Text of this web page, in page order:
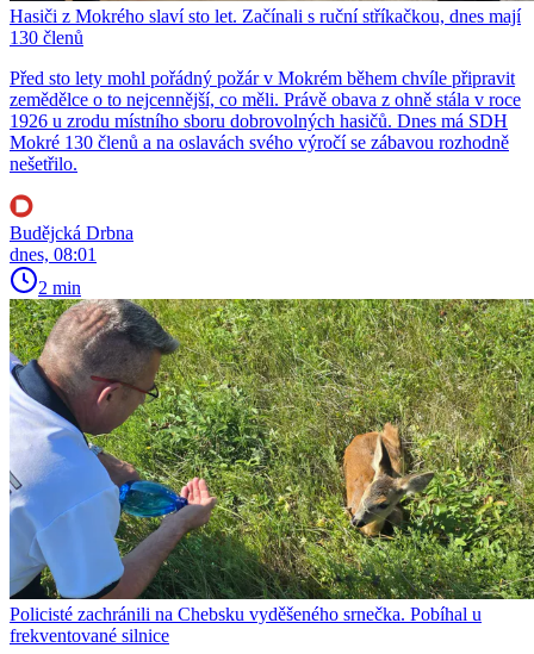
Hasiči z Mokrého slaví sto let. Začínali s ruční stříkačkou, dnes mají
130 členů
Před sto lety mohl pořádný požár v Mokrém během chvíle připravit
zemědělce o to nejcennější, co měli. Právě obava z ohně stála v roce
1926 u zrodu místního sboru dobrovolných hasičů. Dnes má SDH
Mokré 130 členů a na oslavách svého výročí se zábavou rozhodně
nešetřilo.
Budějcká Drbna
dnes, 08:01
2 min
Policisté zachránili na Chebsku vyděšeného srnečka. Pobíhal u
frekventované silnice